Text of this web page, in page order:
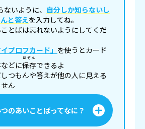
いように、 自分しか知らないし
と答えを入力してね。
とばは忘れないようにしてくだ
プロフカード」 を使うとカード
どに保存
ほぞん
できるよ
つもんや答えが他の人に見える
ん
のあいことばってなに？